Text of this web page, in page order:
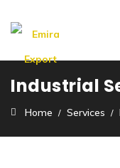
Industrial
Home Services